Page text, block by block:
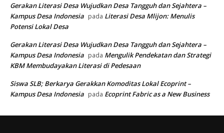
Gerakan Literasi Desa Wujudkan Desa Tangguh dan Sejahtera –
Kampus Desa Indonesia pada Literasi Desa Mlijon: Menulis
Potensi Lokal Desa
Gerakan Literasi Desa Wujudkan Desa Tangguh dan Sejahtera –
Kampus Desa Indonesia pada Mengulik Pendekatan dan Strategi
KBM Membudayakan Literasi di Pedesaan
Siswa SLB; Berkarya Gerakkan Komoditas Lokal Ecoprint –
Kampus Desa Indonesia pada Ecoprint Fabric as a New Business